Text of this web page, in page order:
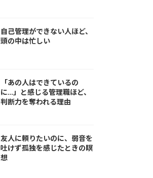
自己管理ができない人ほど、
頭の中は忙しい
「あの人はできているの
に…」と感じる管理職ほど、
判断力を奪われる理由
友人に頼りたいのに、弱音を
吐けず孤独を感じたときの瞑
想